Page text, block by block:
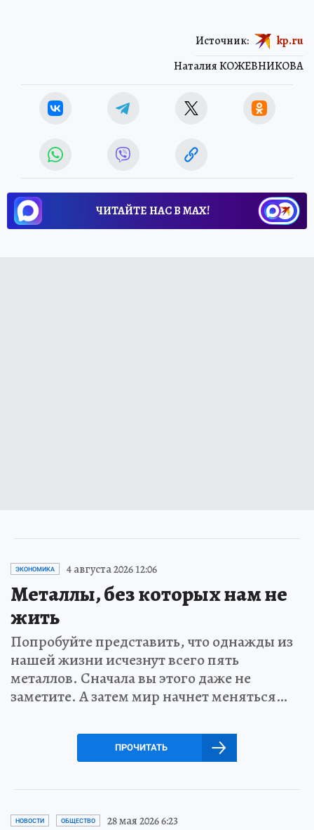
Наталия КОЖЕВНИКОВА
Источник: kp.ru
ЧИТАЙТЕ НАС В МАХ!
ЭКОНОМИКА 4 августа 2026 12:06
Металлы, без которых нам не
жить
Попробуйте представить, что однажды из
нашей жизни исчезнут всего пять
металлов. Сначала вы этого даже не
заметите. А затем мир начнет меняться…
ПРОЧИТАТЬ
НОВОСТИ ОБЩЕСТВО 28 мая 2026 6:23